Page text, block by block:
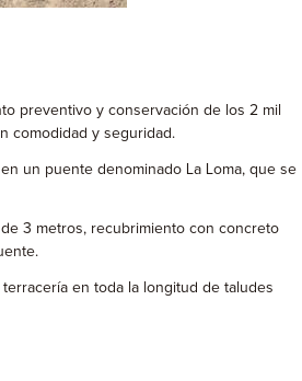
preventivo y conservación de los 2 mil
comodidad y seguridad.
un puente denominado La Loma, que se
3 metros, recubrimiento con concreto
en toda la longitud de taludes